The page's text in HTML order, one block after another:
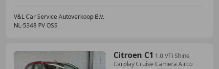
V&L Car Service Autoverkoop B.V.
NL-5348 PV OSS
Citroen C1 1.0 VTi Shine
Carplay Cruise Camera Airco